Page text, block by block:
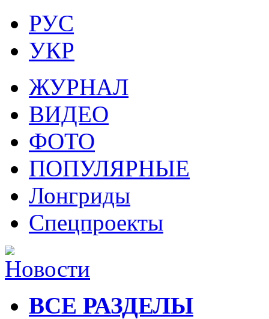
РУС
УКР
ЖУРНАЛ
ВИДЕО
ФОТО
ПОПУЛЯРНЫЕ
Лонгриды
Спецпроекты
ВСЕ РАЗДЕЛЫ